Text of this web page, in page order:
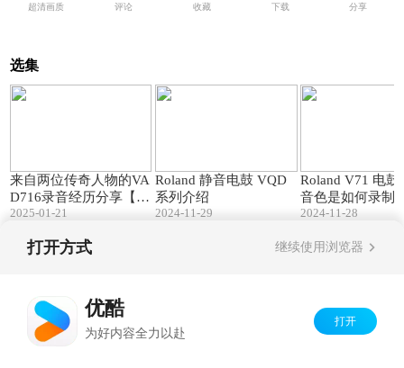
超清画质 评论 收藏 下载 分享
选集
来自两位传奇人物的VA
D716录音经历分享【美
国唱片制作人Butch Vig
e Cunningham】
2025-01-21
Roland 静音电鼓 VQD
系列介绍
2024-11-29
Roland V71 电鼓
音色是如何录制
2024-11-28
打开方式 继续使用浏览器
优酷
为好内容全力以赴
打开